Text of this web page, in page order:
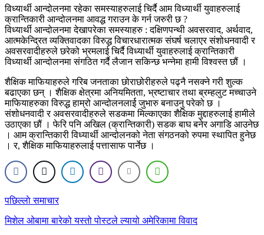
विध्यार्थी आन्दोलनमा रहेका समस्याहरुलाई चिर्दै आम विध्यार्थी युवाहरुलाई
क्रान्तिकारी आन्दोलनमा आवद्ध गराउन के गर्न जरुरी छ ?
विध्यार्थी आन्दोलनमा देखापरेका समस्याहरु : दक्षिणपन्थी अवसरवाद, अर्थवाद,
आत्मकेन्द्रित व्यक्तिवादका विरुद्ध विचारधारात्मक संघर्ष चलाएर संशोधनवादी र
अवसरवादीहरुले छरेको भ्रमलाई चिर्दै विध्यार्थी युवाहरुलाई क्रान्तिकारी
विध्यार्थी आन्दोलनमा संगठित गर्दै लैजान सकिन्छ भन्नेमा हामी विश्वस्त छौं ।
शैक्षिक माफियाहरुले गरिब जनताका छोराछोरीहरुले पढ्नै नसक्ने गरी शुल्क
बढाएका छन् । शैक्षिक क्षेत्रमा अनियमितता, भ्रष्टाचार तथा ब्रम्हलुट मच्चाउने
माफियाहरुका विरुद्ध हाम्रो आन्दोलनलार्ई जुभारु बनाउनु परेको छ ।
संशोधनवादी र अवसरवादीहरुले सडकमा मिल्काएका शैक्षिक मुद्दाहरुलाई हामीले
उठाएका छौं । फेरि पनि अखिल (क्रान्तिकारी) सडक बाघ बनेर अगाडि आउनेछ
। आम क्रान्तिकारी विध्यार्थी आन्दोलनको नेता संगठनको रुपमा स्थापित हुनेछ
। र, शैक्षिक माफियाहरुलाई पत्तासाफ पार्नेछ ।
Post
navigation
पछिल्लाे समाचार
मिशेल ओबामा बारेको यस्तो पोस्टले ल्यायो अमेरिकामा विवाद